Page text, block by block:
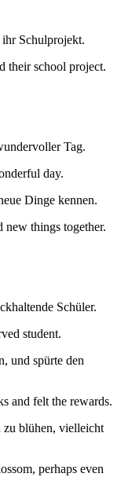
ihr Schulprojekt.
their school project.
Tag.
day.
Dinge kennen.
new things together.
Schüler.
student.
und spürte den
and felt the rewards.
zu blühen, vielleicht
perhaps even